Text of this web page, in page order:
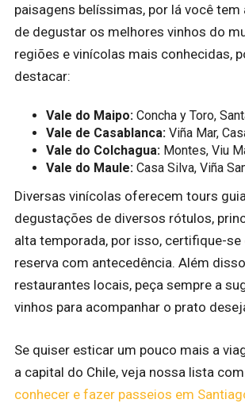
paisagens belíssimas, por lá você
de degustar os melhores vinhos do
regiões e vinícolas mais conhecidas,
destacar:
Vale do Maipo: Concha y Toro,
Vale de Casablanca: Viña Mar,
Vale do Colchagua: Montes, Viu
Vale do Maule: Casa Silva, Viña
Diversas vinícolas oferecem tours
degustações de diversos rótulos,
alta temporada, por isso, certifique-se
reserva com antecedência. Além
restaurantes locais, peça sempre a
vinhos para acompanhar o prato
Se quiser esticar um pouco mais a
a capital do Chile, veja nossa lista com
conhecer e fazer passeios em